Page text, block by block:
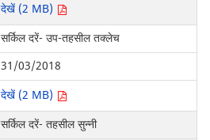
देखें (2 MB)
सर्किल दरें- उप-तहसील तक्लेच
31/03/2018
देखें (2 MB)
सर्किल दरें- तहसील सुन्नी